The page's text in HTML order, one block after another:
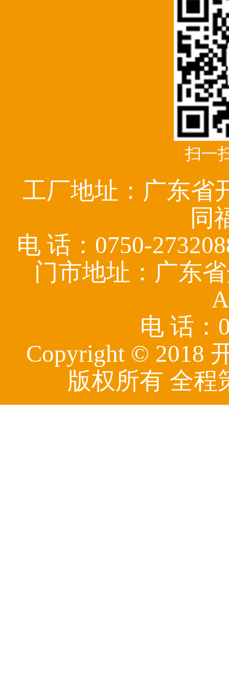
扫一
工厂地址：广东省
同
电 话：0750-
门市地址：广东
电 话：
Copyright © 2018
版权所有 全程